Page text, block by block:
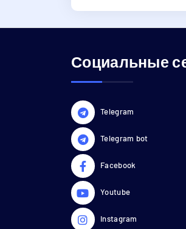
Социальные
Telegram
Telegram bot
Facebook
Youtube
Instagram